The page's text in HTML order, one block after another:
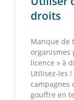
droits
Manque de
organismes
licence » à
Utilisez-les
campagnes
gouffre en